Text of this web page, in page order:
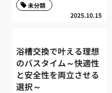
2025.10.15
未分類
浴槽交換で叶える理想
のバスタイム～快適性
と安全性を両立させる
選択～